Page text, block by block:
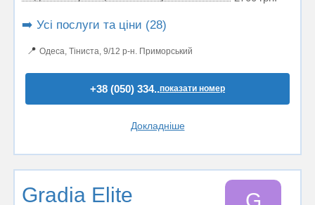
➡️ Усі послуги та ціни (28)
📍 Одеса, Тіниста, 9/12 р-н. Приморський
+38 (050) 334..показати номер
Докладніше
Gradia Elite